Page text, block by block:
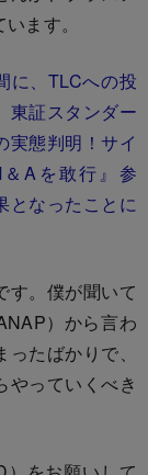
ます。
、TLCへの投
東証スタンダー
実態判明！サイ
Aを敢行』参
となったことに
す。僕が聞いて
）から言わ
たばかりで、
やっていくべき